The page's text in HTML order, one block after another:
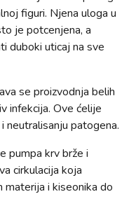
figuri. Njena uloga u
je potcenjena, a
duboki uticaj na sve
se proizvodnja belih
infekcija. Ove ćelije
neutralisanju patogena.
pumpa krv brže i
cirkulacija koja
materija i kiseonika do